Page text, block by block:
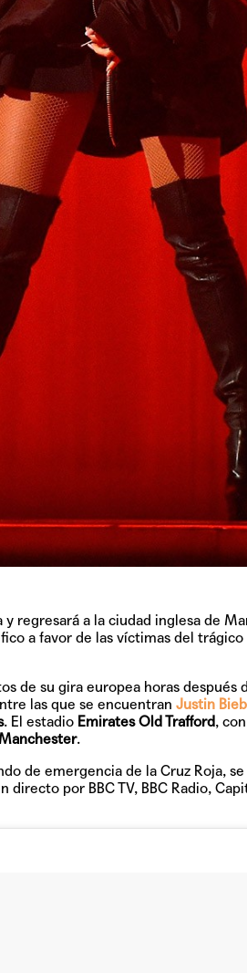
regresará a la ciudad inglesa de
a favor de las víctimas del
de su gira europea horas después
las que se encuentran Justin
. El estadioEmirates Old Trafford,
.
de emergencia de la Cruz Roja,
por BBC TV, BBC Radio,